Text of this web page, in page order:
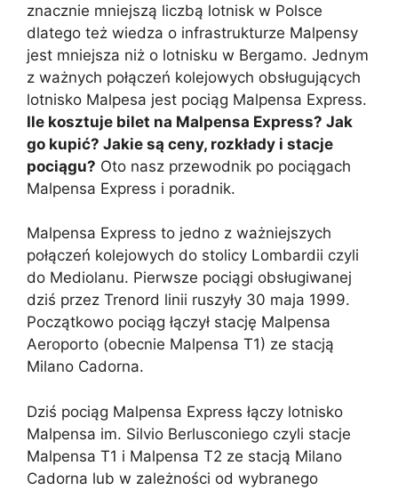
znacznie mniejszą liczbą lotnisk w Polsce
dlatego też wiedza o infrastrukturze Malpensy
jest mniejsza niż o lotnisku w Bergamo. Jednym
z ważnych połączeń kolejowych obsługujących
lotnisko Malpesa jest pociąg Malpensa Express.
Ile kosztuje bilet na Malpensa Express? Jak
go kupić? Jakie są ceny, rozkłady i stacje
pociągu? Oto nasz przewodnik po pociągach
Malpensa Express i poradnik.
Malpensa Express to jedno z ważniejszych
połączeń kolejowych do stolicy Lombardii czyli
do Mediolanu. Pierwsze pociągi obsługiwanej
dziś przez Trenord linii ruszyły 30 maja 1999.
Początkowo pociąg łączył stację Malpensa
Aeroporto (obecnie Malpensa T1) ze stacją
Milano Cadorna.
Dziś pociąg Malpensa Express łączy lotnisko
Malpensa im. Silvio Berlusconiego czyli stacje
Malpensa T1 i Malpensa T2 ze stacją Milano
Cadorna lub w zależności od wybranego